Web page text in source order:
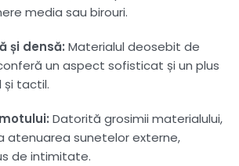
media sau birouri.
și densă: Materialul deosebit de
un aspect sofisticat și un plus
și tactil.
Datorită grosimii materialului,
atenuarea sunetelor externe,
de intimitate.